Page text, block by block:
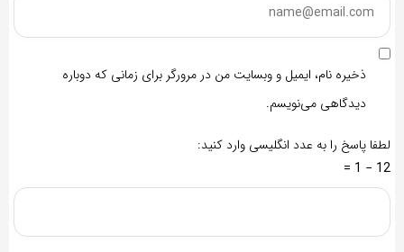
ذخیره نام، ایمیل و وبسایت من در مرورگر برای زمانی که دوباره
دیدگاهی می‌نویسم.
لطفا پاسخ را به عدد انگلیسی وارد کنید:
12 − 1 =